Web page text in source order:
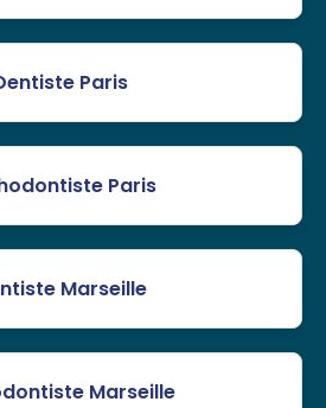
Paris
Paris
Marseille
Marseille